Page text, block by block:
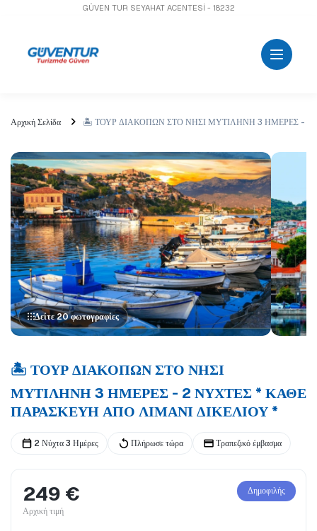
GÜVEN TUR SEYAHAT ACENTESİ - 18232
Αρχική Σελίδα 🏝️ ΤΟΥΡ ΔΙΑΚΟΠΩΝ ΣΤΟ ΝΗΣΙ ΜΥΤΙΛΗΝΗ 3 ΗΜΕΡΕΣ -
Δείτε 20 φωτογραφίες
🏝️ ΤΟΥΡ ΔΙΑΚΟΠΩΝ ΣΤΟ ΝΗΣΙ
ΜΥΤΙΛΗΝΗ 3 ΗΜΕΡΕΣ - 2 ΝΥΧΤΕΣ * ΚΑΘΕ
ΠΑΡΑΣΚΕΥΗ ΑΠΟ ΛΙΜΑΝΙ ΔΙΚΕΛΙΟΥ *
2 Νύχτα 3 Ημέρες Πλήρωσε τώρα Τραπεζικό έμβασμα
Δημοφιλής
249 €
Αρχική τιμή